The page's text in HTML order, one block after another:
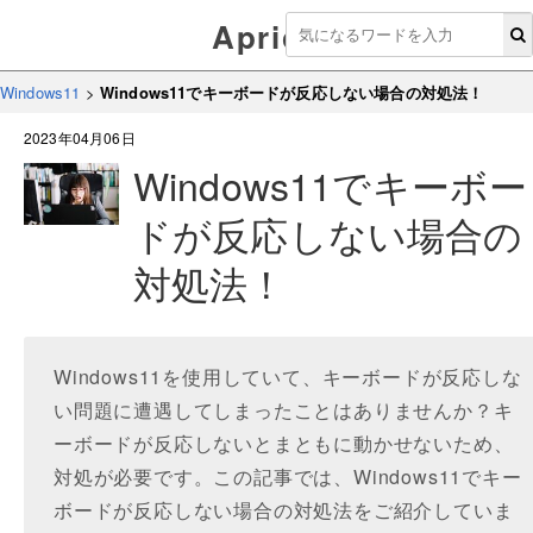
Aprico
Windows11 > Windows11でキーボードが反応しない場合の対処法！
2023年04月06日
Windows11でキーボー
ドが反応しない場合の
対処法！
Windows11を使用していて、キーボードが反応しな
い問題に遭遇してしまったことはありませんか？キ
ーボードが反応しないとまともに動かせないため、
対処が必要です。この記事では、Windows11でキー
ボードが反応しない場合の対処法をご紹介していま